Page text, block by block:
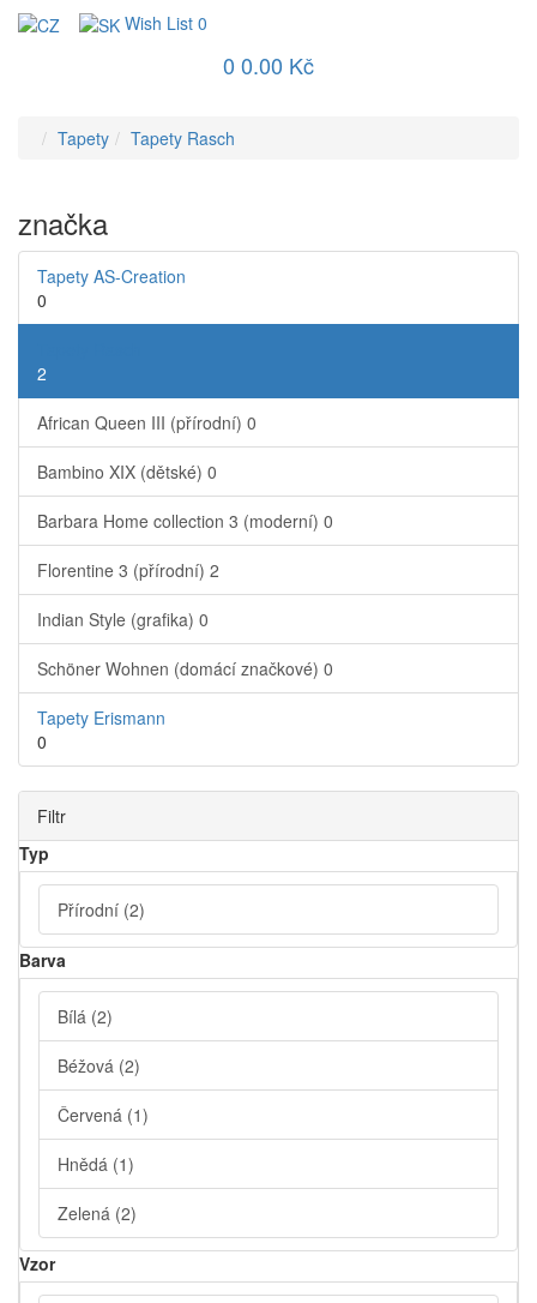
Wish List 0
0 0.00 Kč
Tapety Tapety Rasch
značka
Tapety AS-Creation
0
2
African Queen III (přírodní) 0
Bambino XIX (dětské) 0
Barbara Home collection 3 (moderní) 0
Florentine 3 (přírodní) 2
Indian Style (grafika) 0
Schöner Wohnen (domácí značkové) 0
Tapety Erismann
0
Filtr
Typ
Přírodní (2)
Barva
Bílá (2)
Béžová (2)
Červená (1)
Hnědá (1)
Zelená (2)
Vzor